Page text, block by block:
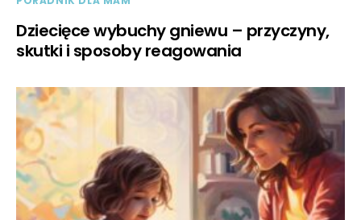
Dziecięce wybuchy gniewu – przyczyny,
skutki i sposoby reagowania